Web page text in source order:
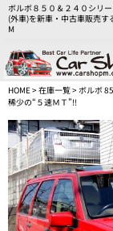
ボルボ８５０＆２４０シリ
(外車)を新車・中古車販売
M
HOME>在庫一覧> ボルボ
稀少の“５速ＭＴ”!!